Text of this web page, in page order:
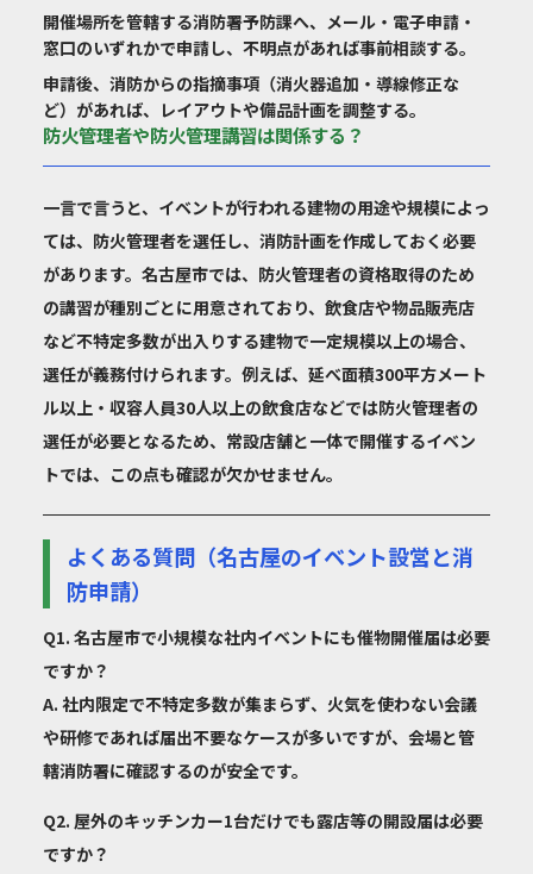
開催場所を管轄する消防署予防課へ、メール・電子申請・
窓口のいずれかで申請し、不明点があれば事前相談する。
申請後、消防からの指摘事項（消火器追加・導線修正な
ど）があれば、レイアウトや備品計画を調整する。
防火管理者や防火管理講習は関係する？
一言で言うと、イベントが行われる建物の用途や規模によっ
ては、防火管理者を選任し、消防計画を作成しておく必要
があります。名古屋市では、防火管理者の資格取得のため
の講習が種別ごとに用意されており、飲食店や物品販売店
など不特定多数が出入りする建物で一定規模以上の場合、
選任が義務付けられます。例えば、延べ面積300平方メート
ル以上・収容人員30人以上の飲食店などでは防火管理者の
選任が必要となるため、常設店舗と一体で開催するイベン
トでは、この点も確認が欠かせません。
よくある質問（名古屋のイベント設営と消
防申請）
Q1. 名古屋市で小規模な社内イベントにも催物開催届は必要
ですか？
A. 社内限定で不特定多数が集まらず、火気を使わない会議
や研修であれば届出不要なケースが多いですが、会場と管
轄消防署に確認するのが安全です。
Q2. 屋外のキッチンカー1台だけでも露店等の開設届は必要
ですか？